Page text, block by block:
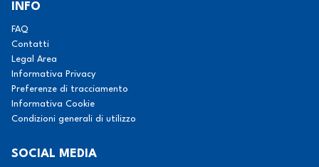
INFO
FAQ
Contatti
Legal Area
Informativa Privacy
Preferenze di tracciamento
Informativa Cookie
Condizioni generali di utilizzo
SOCIAL MEDIA